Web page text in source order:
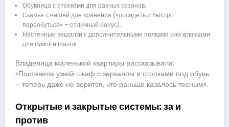
Обувница с отсеками для разных сезонов.
Скамья с нишей для хранения («посидеть и быстро
переобуться» – отличный бонус).
Настенные вешалки с дополнительными полками или крючками
для сумок и шапок.
Владелица маленькой квартиры рассказывала:
«Поставила узкий шкаф с зеркалом и стопками под обувь
– теперь даже не верится, что раньше казалось тесным».
Открытые и закрытые системы: за и
против